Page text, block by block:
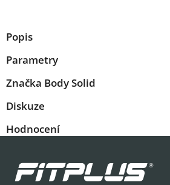
Popis
Parametry
Značka Body Solid
Diskuze
Hodnocení